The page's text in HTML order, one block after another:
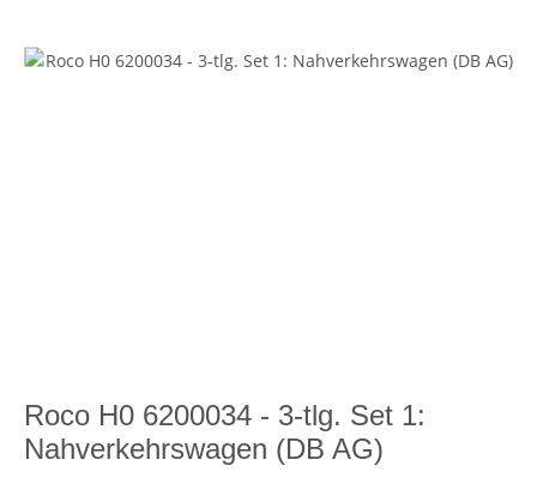
Roco H0 6200034 - 3-tlg. Set 1:
Nahverkehrswagen (DB AG)